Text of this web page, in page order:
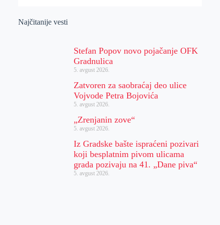
Najčitanije vesti
Stefan Popov novo pojačanje OFK
Gradnulica
5. avgust 2026.
Zatvoren za saobraćaj deo ulice
Vojvode Petra Bojovića
5. avgust 2026.
„Zrenjanin zove“
5. avgust 2026.
Iz Gradske bašte ispraćeni pozivari
koji besplatnim pivom ulicama
grada pozivaju na 41. „Dane piva“
5. avgust 2026.